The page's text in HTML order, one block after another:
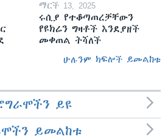
ማርች 13, 2025
ሩሲያ የተቆጣጠረቻቸውን
የዩክሬን ግዛቶች እንደያዘች
መቀጠል ትሻለች
ሁሉንም ክፍሎች ይመልከቱ
ይዩ
ይመልከቱ